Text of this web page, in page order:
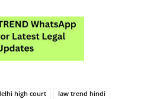
high court law trend hindi